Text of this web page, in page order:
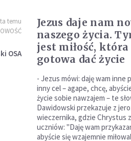
temu
OSA
Jezus daje nam
naszego życia.
jest miłość,
gotowa dać życie
- Jezus mówi: daję wam inne
inny cel – agape, chcę,
życie sobie nawzajem – te
Dawidowski przekazuje z
wieczernika, gdzie Chrystus
uczniów: "Daję wam
abyście się wzajemnie